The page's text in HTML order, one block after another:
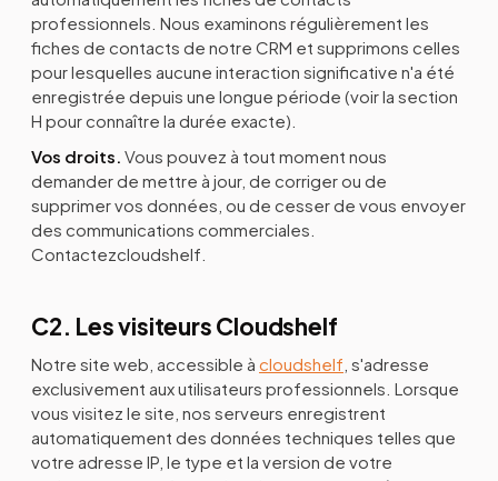
professionnels. Nous examinons régulièrement les
fiches de contacts de notre CRM et supprimons celles
pour lesquelles aucune interaction significative n'a été
enregistrée depuis une longue période (voir la section
H pour connaître la durée exacte).
Vos droits. Vous pouvez à tout moment nous
demander de mettre à jour, de corriger ou de
supprimer vos données, ou de cesser de vous envoyer
des communications commerciales.
Contactezcloudshelf.
C2. Les visiteurs Cloudshelf
Notre site web, accessible à cloudshelf , s'adresse
exclusivement aux utilisateurs professionnels. Lorsque
vous visitez le site, nos serveurs enregistrent
automatiquement des données techniques telles que
votre adresse IP, le type et la version de votre